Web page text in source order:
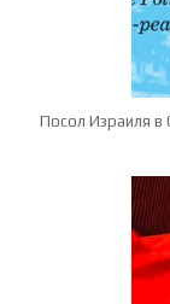
Посол Израиля в